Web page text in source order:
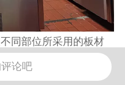
部位所采用的板材
用1.0mm的厚度，这里
采用1.2mm或是1.5mm
论吧